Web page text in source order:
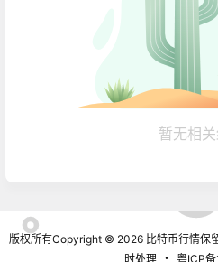
暂无相
版权所有Copyright © 2026 比特币行情保
时处理
・ 粤ICP